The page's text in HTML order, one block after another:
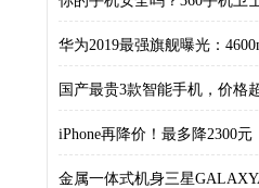
华为2019最强旗舰曝光：
国产最贵3款智能手机，价格
iPhone再降价！最多降2300元
金属一体式机身三星